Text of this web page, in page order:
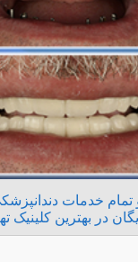
و تمام خدمات
در بهترین کلینیک